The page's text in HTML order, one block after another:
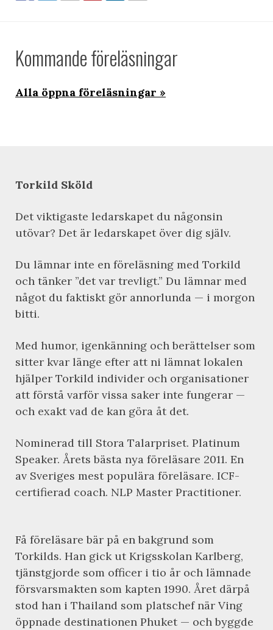
Kommande föreläsningar
Alla öppna föreläsningar
Torkild Sköld
Det viktigaste ledarskapet du någonsin
utövar? Det är ledarskapet över dig själv.
Du lämnar inte en föreläsning med Torkild
och tänker ”det var trevligt.” Du lämnar med
något du faktiskt gör annorlunda — i morgon
bitti.
Med humor, igenkänning och berättelser som
sitter kvar länge efter att ni lämnat lokalen
hjälper Torkild individer och organisationer
att förstå varför vissa saker inte fungerar —
och exakt vad de kan göra åt det.
Nominerad till Stora Talarpriset. Platinum
Speaker. Årets bästa nya föreläsare 2011. En
av Sveriges mest populära föreläsare. ICF-
certifierad coach. NLP Master Practitioner.
Få föreläsare bär på en bakgrund som
Torkilds. Han gick ut Krigsskolan Karlberg,
tjänstgjorde som officer i tio år och lämnade
försvarsmakten som kapten 1990. Året därpå
stod han i Thailand som platschef när Ving
öppnade destinationen Phuket — och byggde